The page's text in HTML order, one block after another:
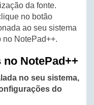
da fonte.
no botão
ao seu sistema
no NotePad++.
NotePad++
no seu sistema,
do